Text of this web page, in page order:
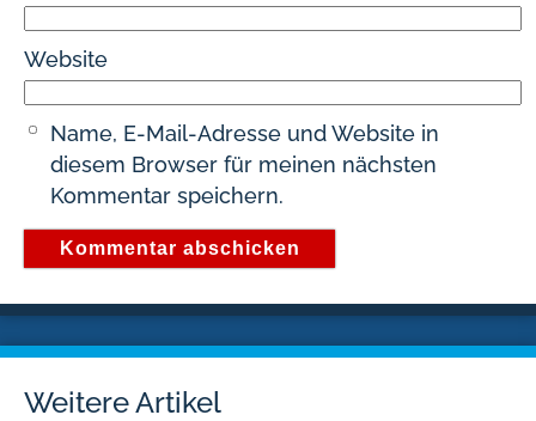
Website
Name, E-Mail-Adresse und Website in
diesem Browser für meinen nächsten
Kommentar speichern.
Weitere Artikel